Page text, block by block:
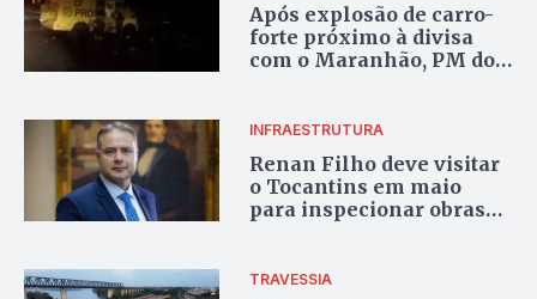
Após explosão de carro-
forte próximo à divisa
com o Maranhão, PM do
INFRAESTRUTURA
Renan Filho deve visitar
o Tocantins em maio
para inspecionar obras
TRAVESSIA